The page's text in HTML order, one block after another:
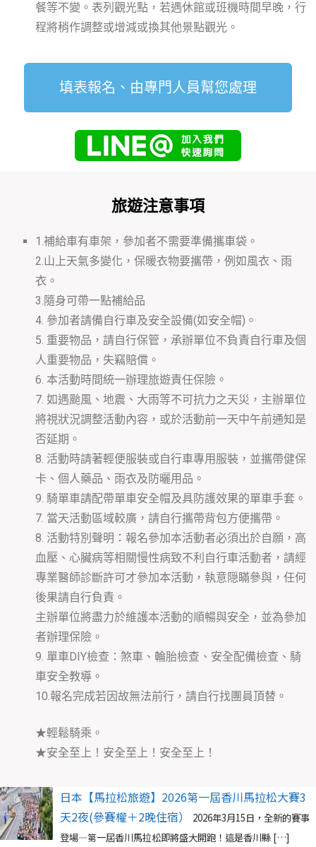
餐等不變。表列觀光點，若遇休館或班機時間早晚，行
程將稍作調整或增減或換其他景點觀光。
填表報名、由專門人員幫您處理
旅遊注意事項
1.補給車有車架，參加者不需要準備攜車袋。
2.山上天氣多變化，保暖衣物要攜帶，例如風衣、雨
衣。
3.隨身可帶一點補給品
4. 參加者請備自行車及安全設備(如安全帽)。
5. 重要物品，請自行保管，承辦單位不負責自行車及個
人重要物品，失竊賠償。
6. 本活動時間統一辦理旅遊責任保險。
7. 如遇颱風、地震、大雨等不可抗力之天災，主辦單位
將視狀況調整活動內容，或於活動前一天中午前通知是
否延期。
8. 活動時請著輕便服裝或自行車專用服裝，並攜帶健保
卡、個人藥品、雨衣及防曬用品。
9. 騎單車請配帶單車安全帽及具防護效果的單車手套。
7. 當天活動區域較廣，請自行攜帶背包方便攜帶。
8. 活動特別聲明：報名參加本活動者必須出於自願，高
血壓、心臟病等相關慢性病致不利自行車活動者，請經
專業醫師診斷許可才參加本活動，執意隠瞞參與，任何
後果請自行負責。
主辦單位將盡力於維護本活動的順暢與安全，並為參加
者辦理保險。
9. 單車DIY檢查：煞車、輪胎檢查、安全配備檢查、騎
車安全教導。
10.報名完成若因故無法前行，請自行找團員頂替。
★輕鬆騎乘。
★安全至上！安全至上！安全至上！
日本【馬拉松旅遊】2026第一屆香川馬拉松大賽3
天2夜(參賽權＋2晚住宿）
2026年3月15日，全新的賽事
登場—第一屆香川馬拉松即將盛大開跑！這是香川縣 […]